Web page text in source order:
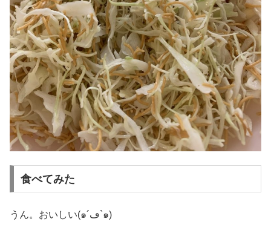
食べてみた
うん。おいしい(๑´ڡ`๑)